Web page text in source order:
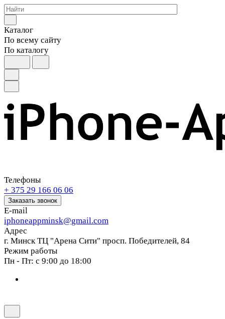
Каталог
По всему сайту
По каталогу
Телефоны
+ 375 29 166 06 06
Заказать звонок
E-mail
iphoneappminsk@gmail.com
Адрес
г. Минск ТЦ "Арена Сити" просп. Победителей, 84
Режим работы
Пн - Пт: с 9:00 до 18:00